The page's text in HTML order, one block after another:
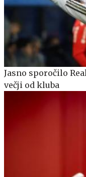
Jasno sporočilo
večji od kluba